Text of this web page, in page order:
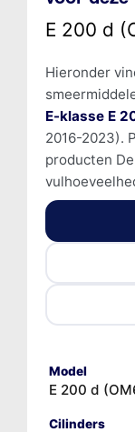
E 200 d
Hieronder
E-klasse E
2016-2023).
producten
Model
E 200 d
Cilinders